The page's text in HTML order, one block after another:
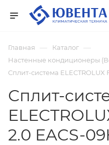
Главная — Каталог —
Настенные кондиционеры
Сплит-система ELECTROLUX
Сплит-
2.0 EACS-